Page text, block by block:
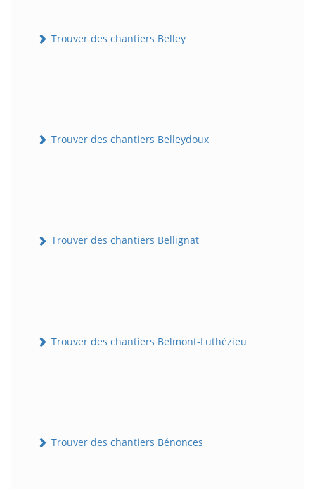
Trouver des chantiers Belley
Trouver des chantiers Belleydoux
Trouver des chantiers Bellignat
Trouver des chantiers Belmont-Luthézieu
Trouver des chantiers Bénonces